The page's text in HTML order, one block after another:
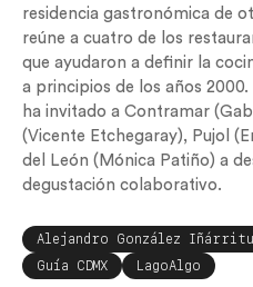
residencia gastronómica de
reúne a cuatro de los
que ayudaron a definir la
a principios de los años 2000.
ha invitado a Contramar
(Vicente Etchegaray), Pujol
del León (Mónica Patiño) a
degustación colaborativo.
Alejandro González Iñárritu
Guía CDMX
LagoAlgo